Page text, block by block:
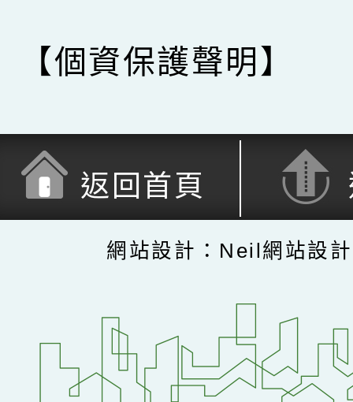
【個資保護聲明】
返回首頁
網站設計：Neil網站設